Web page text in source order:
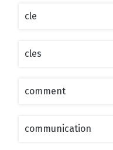
cle
cles
comment
communication